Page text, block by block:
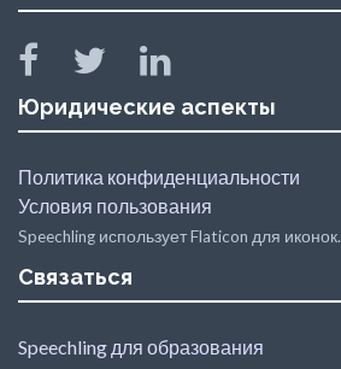
Юридические аспекты
Политика конфиденциальности
Условия пользования
Speechling использует Flaticon для иконок.
Связаться
Speechling для образования